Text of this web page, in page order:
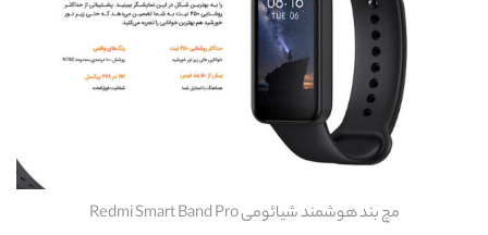
مچ بند هوشمند شیائومی Redmi Smart Band Pro